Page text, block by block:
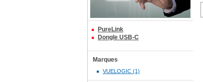
PureLink
Dongle USB-C
Marques
VUELOGIC (1)